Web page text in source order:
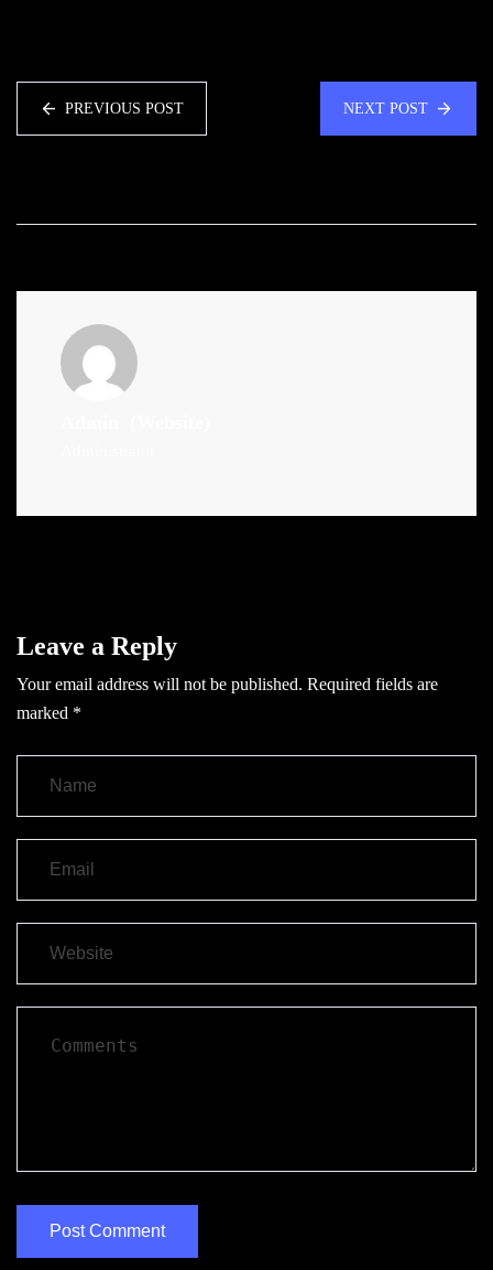
PREVIOUS POST NEXT POST
Leave a Reply
Your email address will not be published. Required fields are
marked *